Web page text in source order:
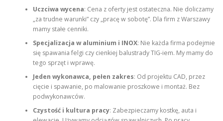
Uczciwa wycena: Cena z oferty jest ostateczna. Nie doliczamy
„za trudne warunki” czy „pracę w sobotę”. Dla firm z Warszawy
mamy stałe cenniki.
Specjalizacja w aluminium i INOX: Nie każda firma podejmie
się spawania felgi czy cienkiej balustrady TIG-iem. My mamy do
tego sprzęt i wprawę.
Jeden wykonawca, pełen zakres: Od projektu CAD, przez
cięcie i spawanie, po malowanie proszkowe i montaż. Bez
podwykonawców.
Czystość i kultura pracy: Zabezpieczamy kostkę, auta i